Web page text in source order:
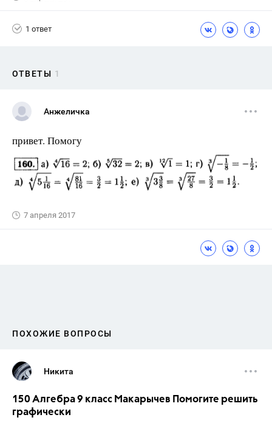
1 ответ
ОТВЕТЫ 1
Анжеличка
привет. Помогу
7 апреля 2017
ПОХОЖИЕ ВОПРОСЫ
Никита
150 Алгебра 9 класс Макарычев Помогите решить
графически